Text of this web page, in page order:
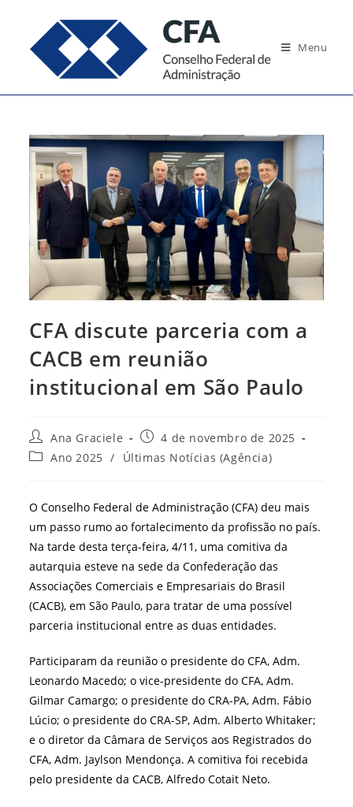
conteúdo
Menu
CFA discute parceria com a
CACB em reunião
institucional em São Paulo
Autor
do
post:
Ana Graciele
Post
publicado:
4 de novembro de 2025
Categoria
Ano 2025 / Últimas Notícias (Agência)
O Conselho Federal de Administração (CFA) deu mais
um passo rumo ao fortalecimento da profissão no país.
Na tarde desta terça-feira, 4/11, uma comitiva da
autarquia esteve na sede da Confederação das
Associações Comerciais e Empresariais do Brasil
(CACB), em São Paulo, para tratar de uma possível
parceria institucional entre as duas entidades.
Participaram da reunião o presidente do CFA, Adm.
Leonardo Macedo; o vice-presidente do CFA, Adm.
Gilmar Camargo; o presidente do CRA-PA, Adm. Fábio
Lúcio; o presidente do CRA-SP, Adm. Alberto Whitaker;
e o diretor da Câmara de Serviços aos Registrados do
CFA, Adm. Jaylson Mendonça. A comitiva foi recebida
pelo presidente da CACB, Alfredo Cotait Neto.